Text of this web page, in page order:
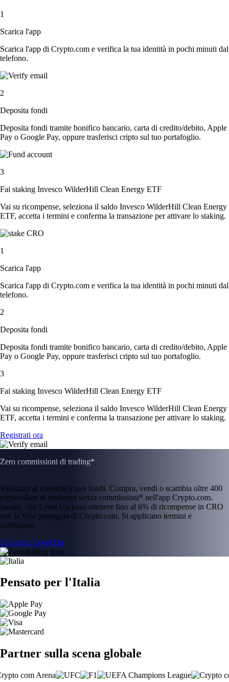
1
Scarica l'app
Scarica l'app di Crypto.com e verifica la tua identità in pochi minuti dal
telefono.
2
Deposita fondi
Deposita fondi tramite bonifico bancario, carta di credito/debito, Apple
Pay o Google Pay, oppure trasferisci cripto sul tuo portafoglio.
3
Fai staking Invesco WilderHill Clean Energy ETF
Vai su ricompense, seleziona il saldo Invesco WilderHill Clean Energy
ETF, accetta i termini e conferma la transazione per attivare lo staking.
1
Scarica l'app
Scarica l'app di Crypto.com e verifica la tua identità in pochi minuti dal
telefono.
2
Deposita fondi
Deposita fondi tramite bonifico bancario, carta di credito/debito, Apple
Pay o Google Pay, oppure trasferisci cripto sul tuo portafoglio.
3
Fai staking Invesco WilderHill Clean Energy ETF
Vai su ricompense, seleziona il saldo Invesco WilderHill Clean Energy
ETF, accetta i termini e conferma la transazione per attivare lo staking.
Registrati ora
Zero commissioni di trading*
Valorizza al massimo i tuoi fondi. Compra, vendi o scambia oltre 400
criptovalute di tendenza senza commissioni* nell'app Crypto.com.
Inoltre, con Level Up puoi ottenere fino al 6% di ricompense in CRO
con la Visa prepagata di Crypto.com. Si applicano termini e
condizioni.
Unisciti a Level Up
Pensato per l'Italia
Partner sulla scena globale